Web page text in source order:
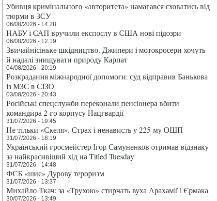
Убивця кримінального «авторитета» намагався сховатись від
тюрми в ЗСУ
06/08/2026 - 14:28
НАБУ і САП вручили експослу в США нові підозри
06/08/2026 - 12:19
Звичайнісіньке шкідництво. Джипери і мотокросери хочуть
й надалі знищувати природу Карпат
04/08/2026 - 20:19
Розкрадання міжнародної допомоги: суд відправив Банькова
із МЗС в СІЗО
03/08/2026 - 20:43
Російські спецслужби переконали пенсіонера вбити
командира 2-го корпусу Нацгвардії
31/07/2026 - 19:45
Не тільки «Скеля». Страх і ненависть у 225-му ОШП
31/07/2026 - 18:19
Український гросмейстер Ігор Самуненков отримав відзнаку
за найкрасивіший хід на Titled Tuesday
31/07/2026 - 14:48
ФСБ «шиє» Дурову тероризм
31/07/2026 - 13:37
Михайло Ткач: за «Трухою» стирчать вуха Арахамії і Єрмака
30/07/2026 - 13:49